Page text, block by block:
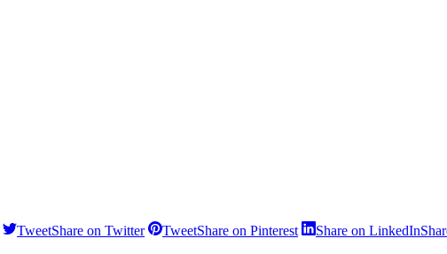
TweetShare on Twitter TweetShare on Pinterest Share on LinkedIn